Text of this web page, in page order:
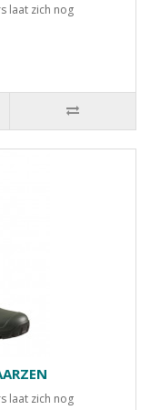
laat zich nog
laat zich nog